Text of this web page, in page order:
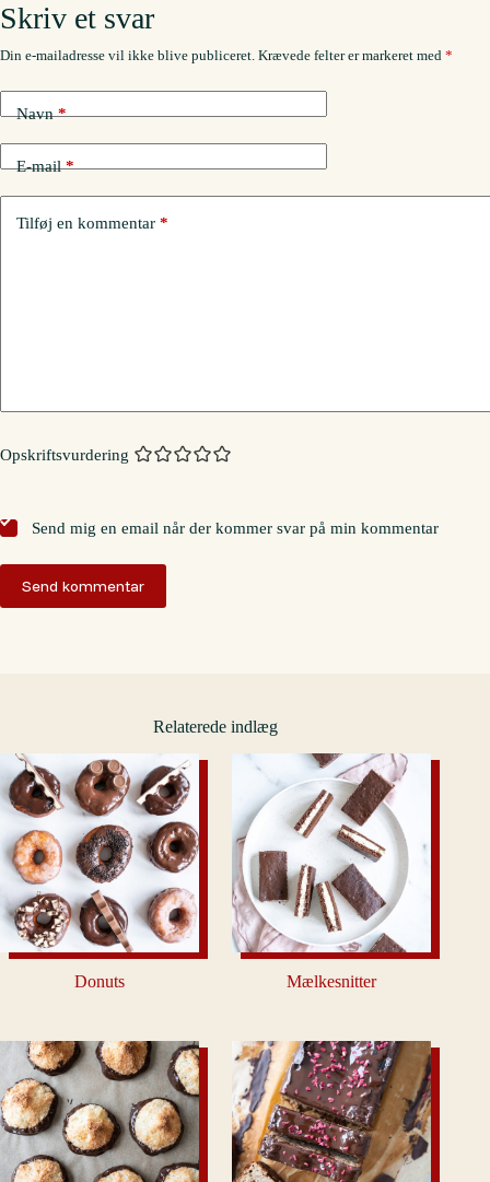
Skriv et svar
Din e-mailadresse vil ikke blive publiceret. Krævede felter er markeret med *
Navn*
E-mail*
Tilføj en kommentar *
Opskriftsvurdering
Send mig en email når der kommer svar på min kommentar
Send kommentar
Relaterede indlæg
Donuts Mælkesnitter